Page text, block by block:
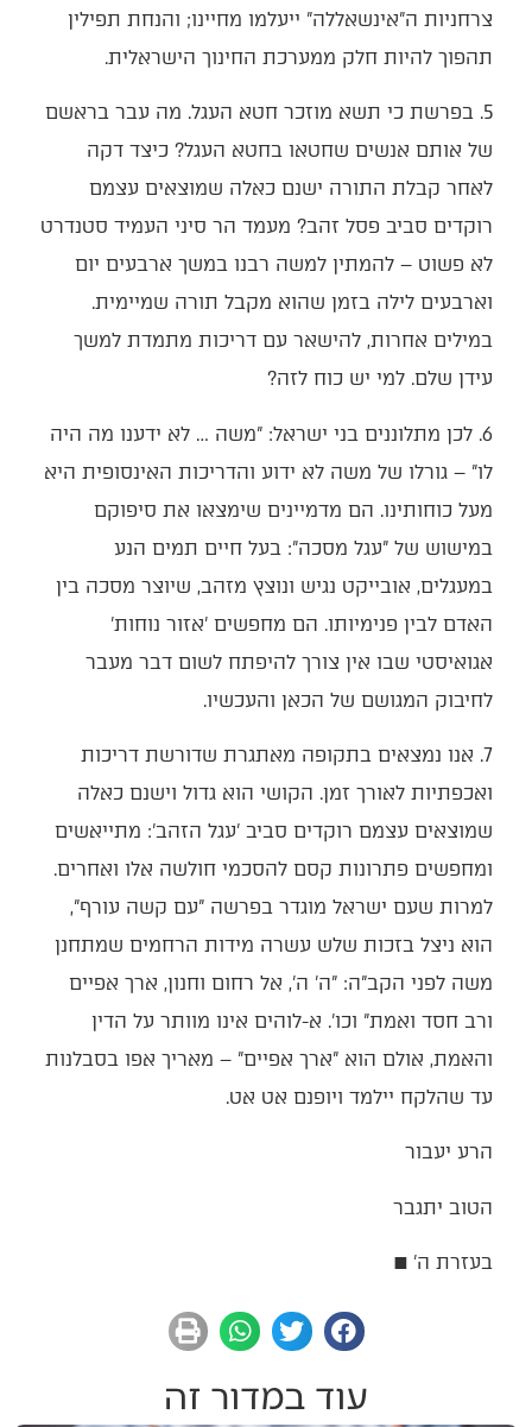
צרחניות ה"אינשאללה" ייעלמו מחיינו; והנחת תפילין
תהפוך להיות חלק ממערכת החינוך הישראלית.
5. בפרשת כי תשא מוזכר חטא העגל. מה עבר בראשם
של אותם אנשים שחטאו בחטא העגל? כיצד דקה
לאחר קבלת התורה ישנם כאלה שמוצאים עצמם
רוקדים סביב פסל זהב? מעמד הר סיני העמיד סטנדרט
לא פשוט – להמתין למשה רבנו במשך ארבעים יום
וארבעים לילה בזמן שהוא מקבל תורה שמיימית.
במילים אחרות, להישאר עם דריכות מתמדת למשך
עידן שלם. למי יש כוח לזה?
6. לכן מתלוננים בני ישראל: "משה … לא ידענו מה היה
לו" – גורלו של משה לא ידוע והדריכות האינסופית היא
מעל כוחותינו. הם מדמיינים שימצאו את סיפוקם
במישוש של "עגל מסכה": בעל חיים תמים הנע
במעגלים, אובייקט נגיש ונוצץ מזהב, שיוצר מסכה בין
האדם לבין פנימיותו. הם מחפשים 'אזור נוחות'
אגואיסטי שבו אין צורך להיפתח לשום דבר מעבר
לחיבוק המגושם של הכאן והעכשיו.
7. אנו נמצאים בתקופה מאתגרת שדורשת דריכות
ואכפתיות לאורך זמן. הקושי הוא גדול וישנם כאלה
שמוצאים עצמם רוקדים סביב 'עגל הזהב': מתייאשים
ומחפשים פתרונות קסם להסכמי חולשה אלו ואחרים.
למרות שעם ישראל מוגדר בפרשה "עם קשה עורף",
הוא ניצל בזכות שלש עשרה מידות הרחמים שמתחנן
משה לפני הקב"ה: "ה' ה', אל רחום וחנון, ארך אפיים
ורב חסד ואמת" וכו'. א-לוהים אינו מוותר על הדין
והאמת, אולם הוא "ארך אפיים" – מאריך אפו בסבלנות
עד שהלקח יילמד ויופנם אט אט.
הרע יעבור
הטוב יתגבר
בעזרת ה' ■
עוד במדור זה